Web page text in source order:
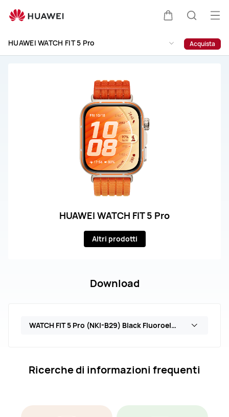
WATCH
Pro
Apri
il
HUAWEI WATCH FIT 5 Pro Acquista
HUAWEI WATCH FIT 5 Pro
Altri prodotti
Download
WATCH FIT 5 Pro (NKI-B29) Black Fluoroelastomer Strap
Ricerche di informazioni frequenti